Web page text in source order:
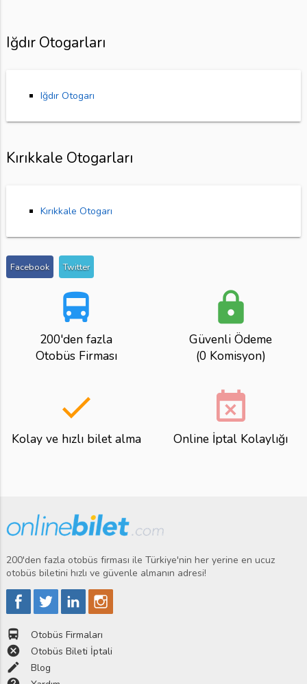
Iğdır Otogarları
Iğdır Otogarı
Kırıkkale Otogarları
Kırıkkale Otogarı
Facebook Twitter
directions_bus
200'den fazla
Otobüs Firması
lock
Güvenli Ödeme
(0 Komisyon)
done
Kolay ve hızlı bilet alma
event_busy
Online İptal Kolaylığı
200'den fazla otobüs firması ile Türkiye'nin her yerine en ucuz
otobüs biletini hızlı ve güvenle almanın adresi!
directions_bus Otobüs Firmaları
cancel Otobüs Bileti İptali
edit Blog